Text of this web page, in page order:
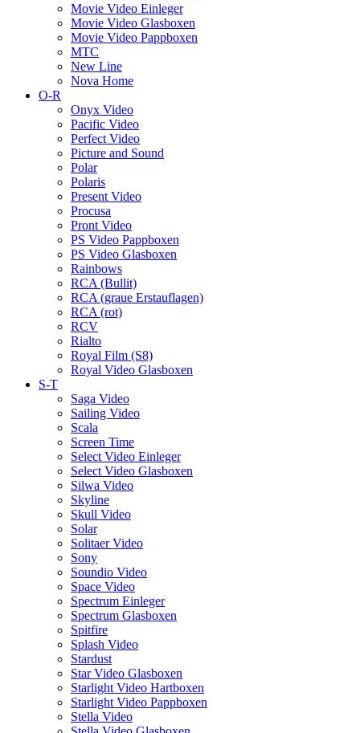
Movie Video Einleger
Movie Video Glasboxen
Movie Video Pappboxen
MTC
New Line
Nova Home
O-R
Onyx Video
Pacific Video
Perfect Video
Picture and Sound
Polar
Polaris
Present Video
Procusa
Pront Video
PS Video Pappboxen
PS Video Glasboxen
Rainbows
RCA (Bullit)
RCA (graue Erstauflagen)
RCA (rot)
RCV
Rialto
Royal Film (S8)
Royal Video Glasboxen
S-T
Saga Video
Sailing Video
Scala
Screen Time
Select Video Einleger
Select Video Glasboxen
Silwa Video
Skyline
Skull Video
Solar
Solitaer Video
Sony
Soundio Video
Space Video
Spectrum Einleger
Spectrum Glasboxen
Spitfire
Splash Video
Stardust
Star Video Glasboxen
Starlight Video Hartboxen
Starlight Video Pappboxen
Stella Video